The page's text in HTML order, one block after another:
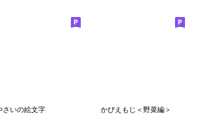
さいの絵文字 かびえもじ＜野菜編＞